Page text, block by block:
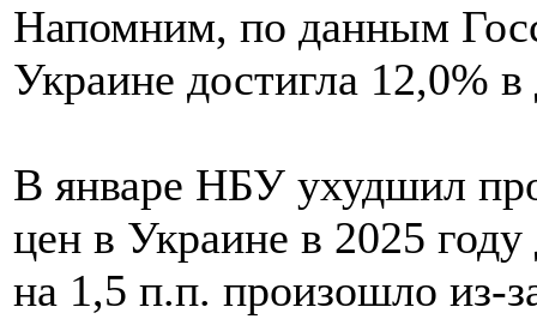
Напомним, по данным
Украине достигла 12,0% в
В январе НБУ ухудшил
цен в Украине в 2025
на 1,5 п.п. произошло из-